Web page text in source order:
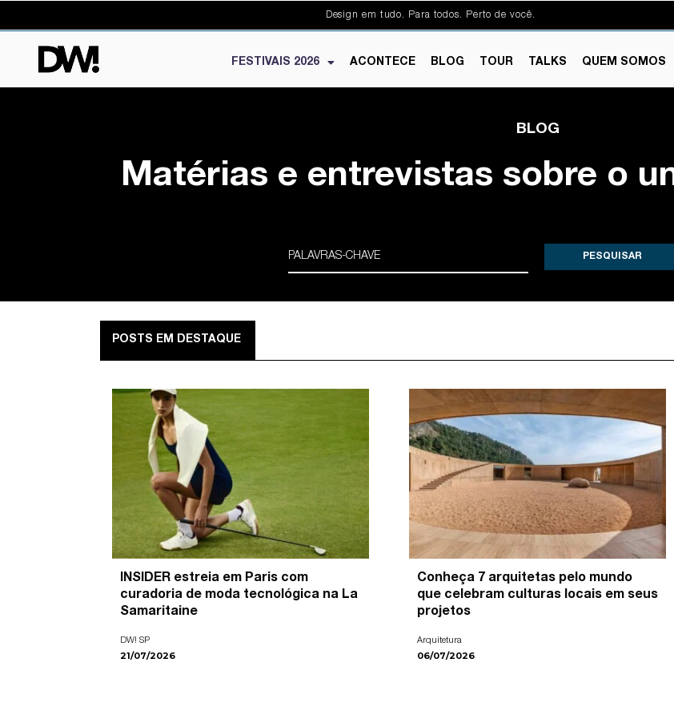
Design em tudo. Para todos. Perto de você.
FESTIVAIS 2026 ACONTECE BLOG TOUR TALKS QUEM SOMOS
BLOG
Matérias e entrevistas sobre o
PESQUISAR
POSTS EM DESTAQUE
INSIDER estreia em Paris com
curadoria de moda tecnológica na La
Samaritaine
DW! SP
21/07/2026
Conheça 7 arquitetas pelo mundo
que celebram culturas locais em seus
projetos
Arquitetura
06/07/2026